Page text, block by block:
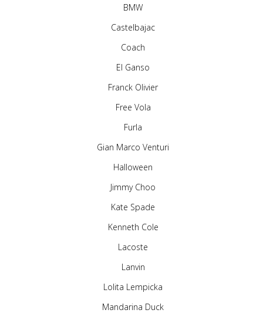
BMW
Castelbajac
Coach
El Ganso
Franck Olivier
Free Vola
Furla
Gian Marco Venturi
Halloween
Jimmy Choo
Kate Spade
Kenneth Cole
Lacoste
Lanvin
Lolita Lempicka
Mandarina Duck